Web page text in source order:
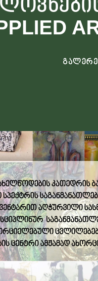
კათედრის
სპექტრის
აღჭურვილი
ცენტრი ამჟამად